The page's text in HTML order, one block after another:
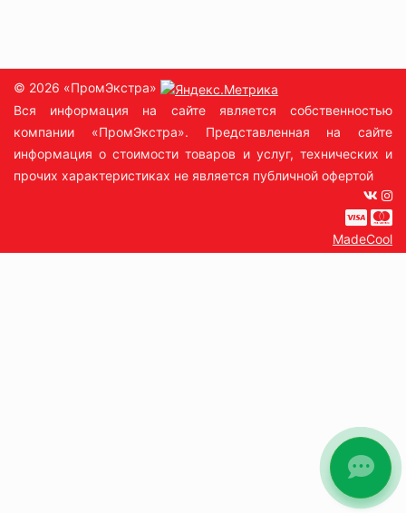
© 2026 «ПромЭкстра»
Вся информация на сайте является собственностью
компании «ПромЭкстра». Представленная на сайте
информация о стоимости товаров и услуг, технических и
прочих характеристиках не является публичной офертой
MadeCool